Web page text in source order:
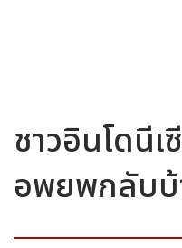
ชาวอินโดนี
อพยพกลับ